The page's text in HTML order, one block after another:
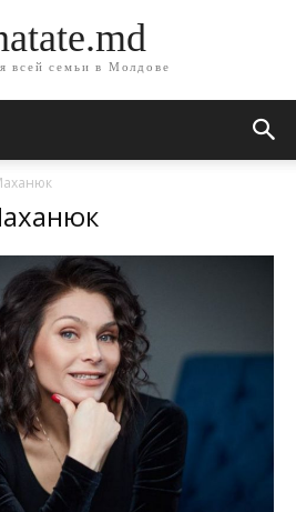
всей семьи в Молдове